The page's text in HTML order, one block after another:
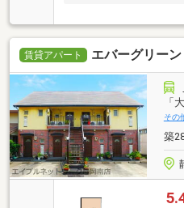
賃貸アパート エバーグリーン
「
その
築